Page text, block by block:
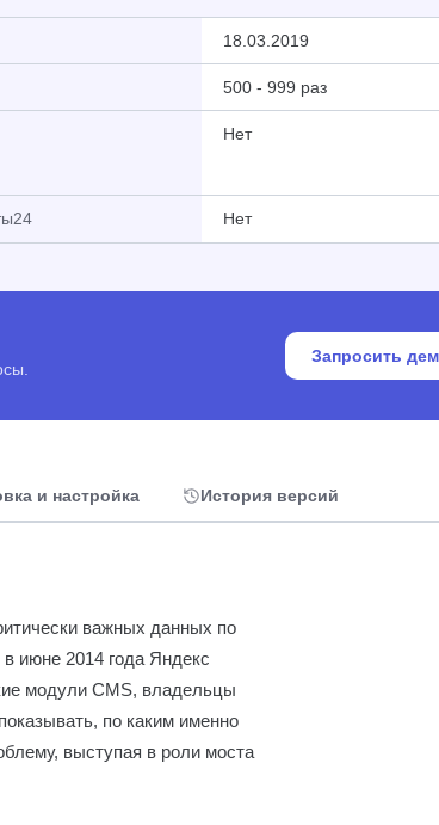
18.03.2019
500 - 999 раз
Нет
Нет
Запросить
и настройка История версий
важных данных по
июне 2014 года Яндекс
модули CMS, владельцы
по каким именно
выступая в роли моста